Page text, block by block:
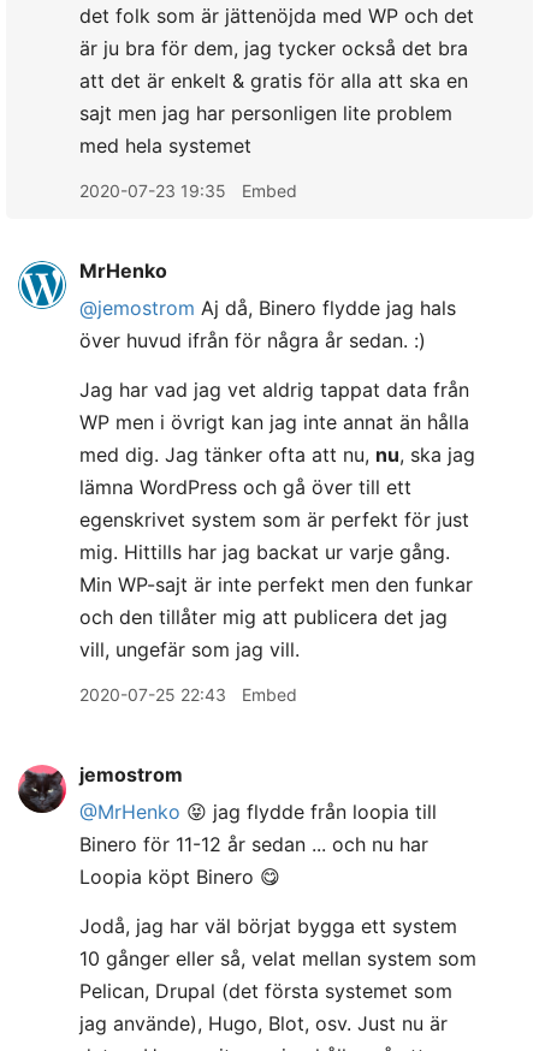
det folk som är jättenöjda med WP och det
är ju bra för dem, jag tycker också det bra
att det är enkelt & gratis för alla att ska en
sajt men jag har personligen lite problem
med hela systemet
2020-07-23 19:35 Embed
MrHenko
@jemostrom Aj då, Binero flydde jag hals
över huvud ifrån för några år sedan. :)
Jag har vad jag vet aldrig tappat data från
WP men i övrigt kan jag inte annat än hålla
med dig. Jag tänker ofta att nu, nu, ska jag
lämna WordPress och gå över till ett
egenskrivet system som är perfekt för just
mig. Hittills har jag backat ur varje gång.
Min WP-sajt är inte perfekt men den funkar
och den tillåter mig att publicera det jag
vill, ungefär som jag vill.
2020-07-25 22:43 Embed
jemostrom
@MrHenko 😝 jag flydde från loopia till
Binero för 11-12 år sedan ... och nu har
Loopia köpt Binero 😋
Jodå, jag har väl börjat bygga ett system
10 gånger eller så, velat mellan system som
Pelican, Drupal (det första systemet som
jag använde), Hugo, Blot, osv. Just nu är